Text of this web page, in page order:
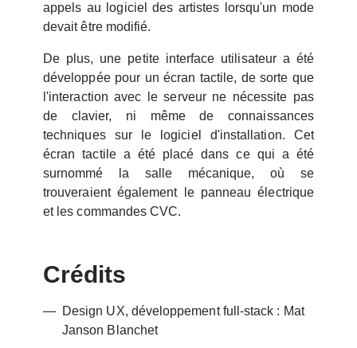
appels au logiciel des artistes lorsqu'un mode
devait être modifié.
De plus, une petite interface utilisateur a été
développée pour un écran tactile, de sorte que
l'interaction avec le serveur ne nécessite pas
de clavier, ni même de connaissances
techniques sur le logiciel d'installation. Cet
écran tactile a été placé dans ce qui a été
surnommé la salle mécanique, où se
trouveraient également le panneau électrique
et les commandes CVC.
Crédits
Design UX, développement full-stack : Mat
Janson Blanchet